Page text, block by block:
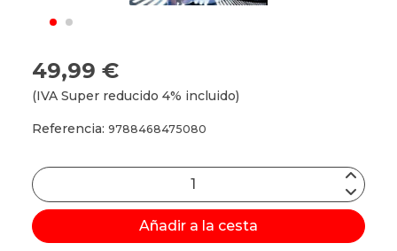
49,99 €
(IVA Super reducido 4% incluido)
Referencia: 9788468475080
Añadir a la cesta